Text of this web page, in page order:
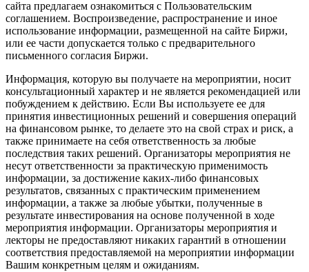
сайта предлагаем ознакомиться с Пользовательским
соглашением. Воспроизведение, распространение и иное
использование информации, размещенной на сайте Биржи,
или ее части допускается только с предварительного
письменного согласия Биржи.
Информация, которую вы получаете на мероприятии, носит
консультационный характер и не является рекомендацией или
побуждением к действию. Если Вы используете ее для
принятия инвестиционных решений и совершения операций
на финансовом рынке, то делаете это на свой страх и риск, а
также принимаете на себя ответственность за любые
последствия таких решений. Организаторы мероприятия не
несут ответственности за практическую применимость
информации, за достижение каких-либо финансовых
результатов, связанных с практическим применением
информации, а также за любые убытки, полученные в
результате инвестирования на основе полученной в ходе
мероприятия информации. Организаторы мероприятия и
лекторы не предоставляют никаких гарантий в отношении
соответствия предоставляемой на мероприятии информации
Вашим конкретным целям и ожиданиям.